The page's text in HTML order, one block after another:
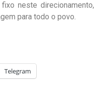
neste direcionamento,
para todo o povo.
Telegram